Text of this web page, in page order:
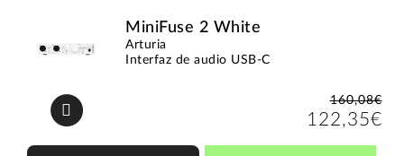
MiniFuse 2 White
Arturia
Interfaz de audio USB-C
160,08€
122,35€